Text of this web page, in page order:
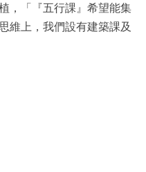
，「『五行課』希望能集
維上，我們設有建築課及